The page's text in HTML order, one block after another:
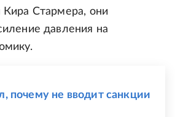
Кира Стармера, они
давления на
почему не вводит санкции